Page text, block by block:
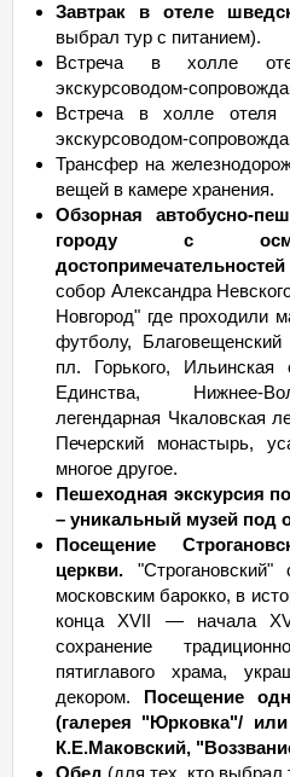
Завтрак в отеле
выбрал тур с питанием).
Встреча в холле
экскурсоводом-
Встреча в холле
экскурсоводом-
Трансфер на
вещей в камере хранения.
Обзорная автобусно-
городу с
достопримечательностей
собор Александра
Новгород" где проходили
футболу,
пл. Горького,
Единства, Нижнее-
легендарная Чкаловская
Печерский монастырь,
многое другое.
Пешеходная экскурсия
– уникальный музей под
Посещение
церкви.
московским барокко, в
конца XVII — начала
сохранение
пятиглавого храма,
декором. Посещение
(галерея "Юрковка"/
К.Е.Маковский,
Обед (для тех, кто выбрал